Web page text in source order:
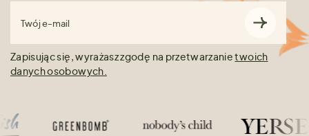
Twój e-mail
Zapisując się, wyrażasz zgodę na przetwarzanietwoich
danych osobowych.